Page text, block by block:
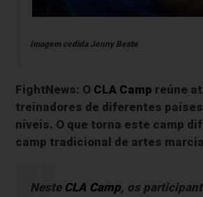
Imagem cedida Jenny Beste
FightNews: O CLA Camp reúne
treinadores de diferentes
níveis. O que torna este camp
camp tradicional de artes
Neste CLA Camp, os